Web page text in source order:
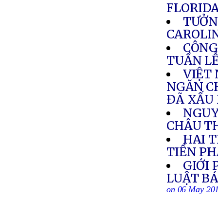
TUẦN
VIỆT
NGĂN
ÐÃ XẤU
CHÂU
HAI
TIỀN
GIỚI
LUẬT
on 06 May